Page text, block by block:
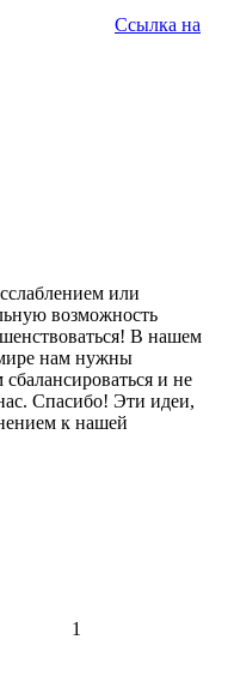
Ссылка на
или
возможность
В нашем
нам нужны
и не
Спасибо! Эти идеи,
к нашей
1